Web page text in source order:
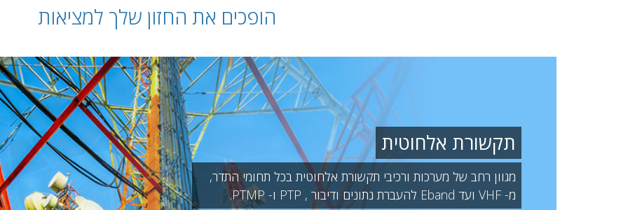
הופכים את החזון שלך למציאות
תקשורת אלחוטית
מגוון רחב של מערכות ורכיבי תקשורת אלחוטית בכל תחומי התדר,
מ- VHF ועד Eband להעברת נתונים ודיבור , PTP ו- PTMP.